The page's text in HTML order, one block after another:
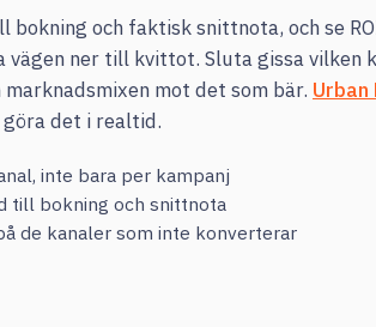
bokning och faktisk snittnota, och se
vägen ner till kvittot. Sluta gissa vilken
mot det som bär. Urban
det i realtid.
inte bara per kampanj
till bokning och snittnota
de kanaler som inte konverterar